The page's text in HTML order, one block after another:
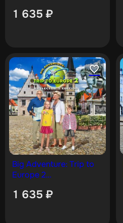
1 635 ₽
Big Adventure: Trip to
Europe 2
1 635 ₽